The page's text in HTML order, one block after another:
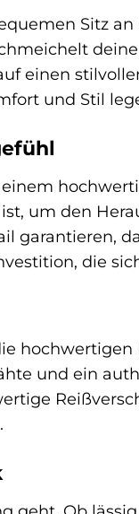
Sitz
einen
und Stil
um den
garantieren,
die
und ein